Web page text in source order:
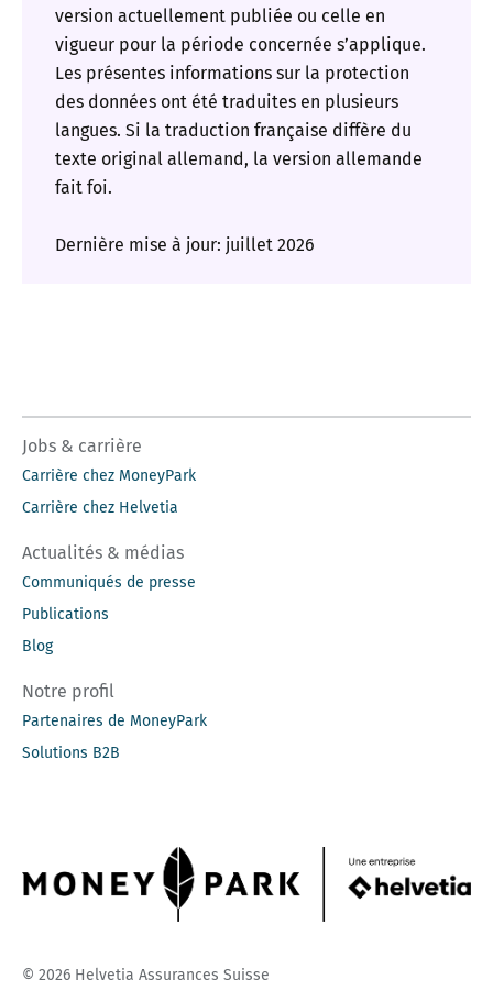
version actuellement publiée ou celle en
vigueur pour la période concernée s’applique.
Les présentes informations sur la protection
des données ont été traduites en plusieurs
langues. Si la traduction française diffère du
texte original allemand, la version allemande
fait foi.
Dernière mise à jour: juillet 2026
Jobs & carrière
Carrière chez MoneyPark
Carrière chez Helvetia
Actualités & médias
Communiqués de presse
Publications
Blog
Notre profil
Partenaires de MoneyPark
Solutions B2B
© 2026 Helvetia Assurances Suisse